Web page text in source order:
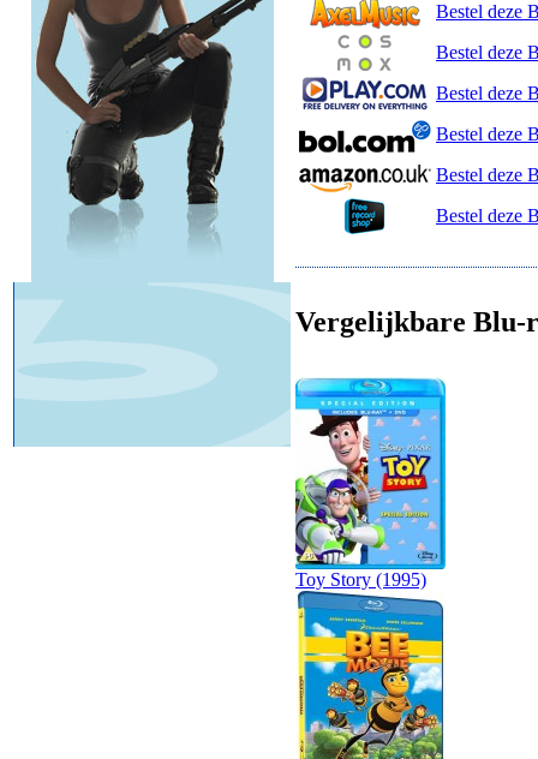
Bestel deze
Bestel deze
Bestel deze
Bestel deze
Bestel deze
Bestel deze
Vergelijkbare Blu-
Toy Story (1995)